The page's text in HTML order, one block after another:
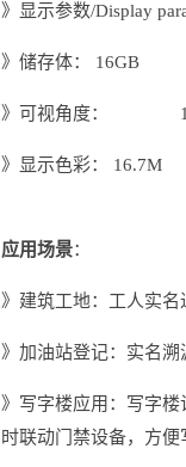
》显示参数/Display
》储存体： 16GB
》可视角度：
》显示色彩： 16.7M
应用场景：
》建筑工地：工人实
》加油站登记：实名
》写字楼应用：写字
时联动门禁设备，方